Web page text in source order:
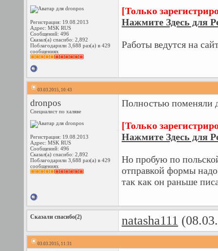
Регистрация: 19.08.2013
Адрес: MSK RUS
Сообщений: 496
Сказал(а) спасибо: 2,892
Поблагодарили 3,688 раз(а) в 429
сообщениях
[Только
Нажмите Здесь для
Работы ведутся на
03.03.2015, 10:43
dronpos
Специалист по халяве
Регистрация: 19.08.2013
Адрес: MSK RUS
Сообщений: 496
Сказал(а) спасибо: 2,892
Поблагодарили 3,688 раз(а) в 429
сообщениях
Полностью поменяли
[Только
Нажмите Здесь для
Но пробую по
отправкой формы
так как он раньше
Сказали спасибо(2) natasha111
03.03.2015, 11:31